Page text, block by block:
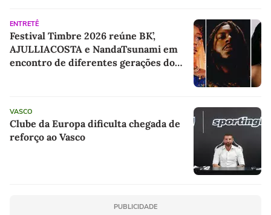
ENTRETÊ
Festival Timbre 2026 reúne BK’,
AJULLIACOSTA e NandaTsunami em
encontro de diferentes gerações do
VASCO
Clube da Europa dificulta chegada de
reforço ao Vasco
PUBLICIDADE